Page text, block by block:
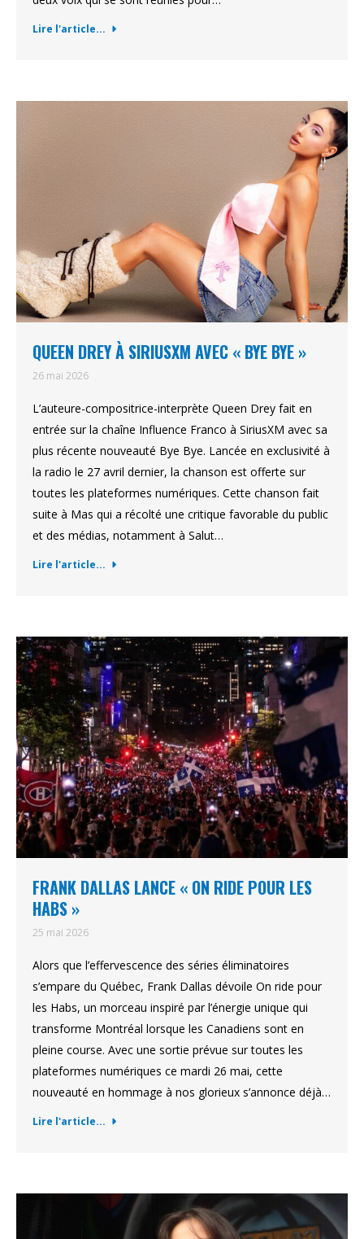
Lire l'article...
QUEEN DREY À SIRIUSXM AVEC « BYE BYE »
26 mai 2026
L’auteure-compositrice-interprète Queen Drey fait en
entrée sur la chaîne Influence Franco à SiriusXM avec sa
plus récente nouveauté Bye Bye. Lancée en exclusivité à
la radio le 27 avril dernier, la chanson est offerte sur
toutes les plateformes numériques. Cette chanson fait
suite à Mas qui a récolté une critique favorable du public
et des médias, notamment à Salut…
Lire l'article...
FRANK DALLAS LANCE « ON RIDE POUR LES
HABS »
25 mai 2026
Alors que l’effervescence des séries éliminatoires
s’empare du Québec, Frank Dallas dévoile On ride pour
les Habs, un morceau inspiré par l’énergie unique qui
transforme Montréal lorsque les Canadiens sont en
pleine course. Avec une sortie prévue sur toutes les
plateformes numériques ce mardi 26 mai, cette
nouveauté en hommage à nos glorieux s’annonce déjà…
Lire l'article...